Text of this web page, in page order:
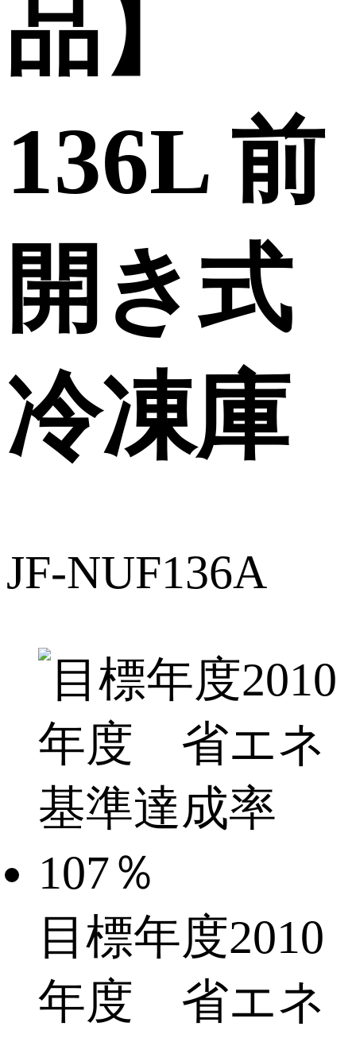
品】
136L 前
開き式
冷凍庫
JF-NUF136A
目標年度2010
年度 省エネ